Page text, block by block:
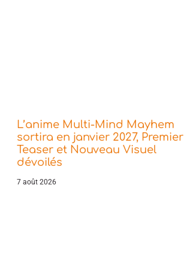
L’anime Multi-Mind Mayhem
sortira en janvier 2027, Premier
Teaser et Nouveau Visuel
dévoilés
7 août 2026